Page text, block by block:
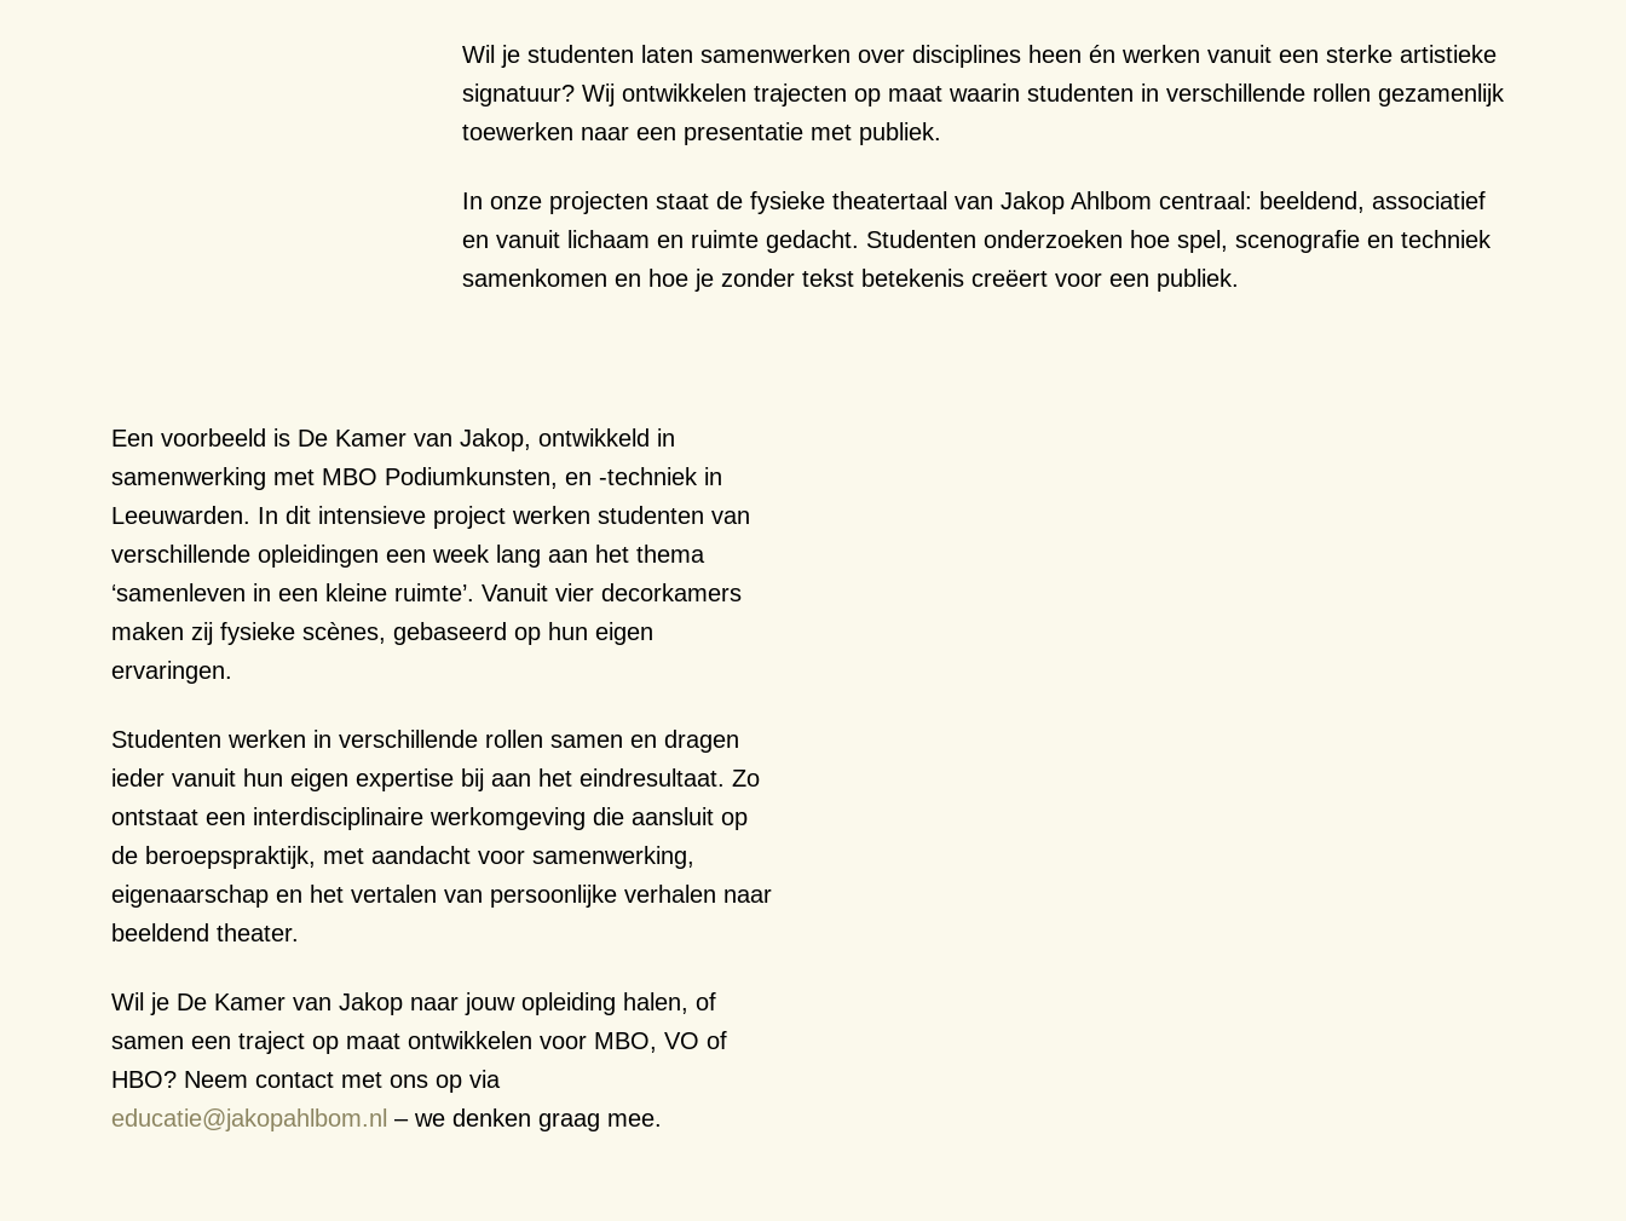
Wil je studenten laten samenwerken over disciplines heen én werken vanuit een sterke artistieke
signatuur? Wij ontwikkelen trajecten op maat waarin studenten in verschillende rollen gezamenlijk
toewerken naar een presentatie met publiek.
In onze projecten staat de fysieke theatertaal van Jakop Ahlbom centraal: beeldend, associatief
en vanuit lichaam en ruimte gedacht. Studenten onderzoeken hoe spel, scenografie en techniek
samenkomen en hoe je zonder tekst betekenis creëert voor een publiek.
Een voorbeeld is De Kamer van Jakop, ontwikkeld in
samenwerking met MBO Podiumkunsten, en -techniek in
Leeuwarden. In dit intensieve project werken studenten van
verschillende opleidingen een week lang aan het thema
‘samenleven in een kleine ruimte’. Vanuit vier decorkamers
maken zij fysieke scènes, gebaseerd op hun eigen
ervaringen.
Studenten werken in verschillende rollen samen en dragen
ieder vanuit hun eigen expertise bij aan het eindresultaat. Zo
ontstaat een interdisciplinaire werkomgeving die aansluit op
de beroepspraktijk, met aandacht voor samenwerking,
eigenaarschap en het vertalen van persoonlijke verhalen naar
beeldend theater.
Wil je De Kamer van Jakop naar jouw opleiding halen, of
samen een traject op maat ontwikkelen voor MBO, VO of
HBO? Neem contact met ons op via
educatie@jakopahlbom.nl – we denken graag mee.